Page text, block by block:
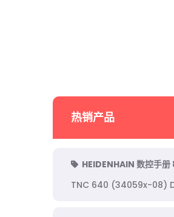
热销产品
HEIDENHAIN 数控手
TNC 640 (34059x-08)